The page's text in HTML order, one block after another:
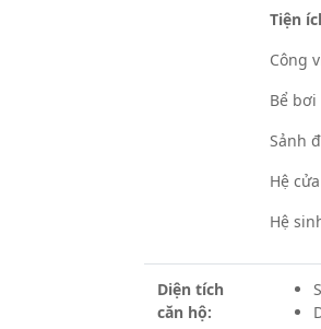
Tiện
Công
Bể
Sảnh
Hệ
Hệ
Diện tích
căn hộ: